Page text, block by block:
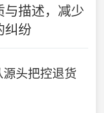
描述，减少
纠纷
头把控退货